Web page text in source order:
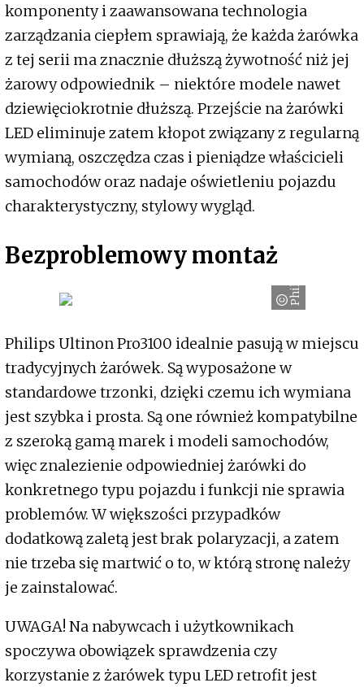
komponenty i zaawansowana technologia
zarządzania ciepłem sprawiają, że każda żarówka
z tej serii ma znacznie dłuższą żywotność niż jej
żarowy odpowiednik – niektóre modele nawet
dziewięciokrotnie dłuższą. Przejście na żarówki
LED eliminuje zatem kłopot związany z regularną
wymianą, oszczędza czas i pieniądze właścicieli
samochodów oraz nadaje oświetleniu pojazdu
charakterystyczny, stylowy wygląd.
Bezproblemowy montaż
Philips
Philips Ultinon Pro3100 idealnie pasują w miejscu
tradycyjnych żarówek. Są wyposażone w
standardowe trzonki, dzięki czemu ich wymiana
jest szybka i prosta. Są one również kompatybilne
z szeroką gamą marek i modeli samochodów,
więc znalezienie odpowiedniej żarówki do
konkretnego typu pojazdu i funkcji nie sprawia
problemów. W większości przypadków
dodatkową zaletą jest brak polaryzacji, a zatem
nie trzeba się martwić o to, w którą stronę należy
je zainstalować.
UWAGA! Na nabywcach i użytkownikach
spoczywa obowiązek sprawdzenia czy
korzystanie z żarówek typu LED retrofit jest